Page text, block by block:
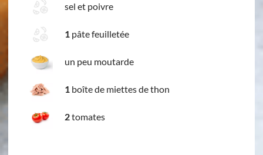
sel et poivre
1 pâte feuilletée
un peu moutarde
1 boîte de miettes de thon
2tomates